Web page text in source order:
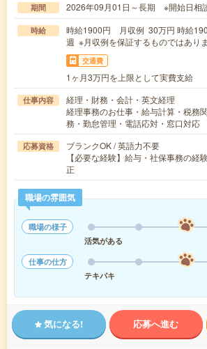
期間 2026年09月01日～長期 ※開始日相
時給
時給1900円 月収例 30万円 時給
週 ※月収例を保証するものではありま
交通費
1ヶ月3万円を上限として実費支給
仕事内容
経理・財務・会計・英文経理
経理事務のお仕事・給与計算・税務
務・勤怠管理・電話応対・窓口対応
応募資格
ブランクOK / 英語力不要
【必要な経験】給与・社保事務の
正
職場の雰囲気
職場の様子
活気がある
仕事の仕方
テキパキ
気になる! 応募へ進む